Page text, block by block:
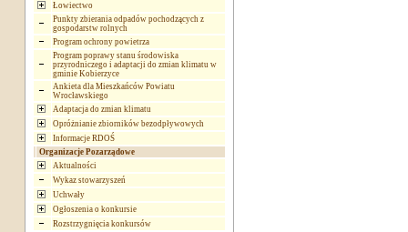
Łowiectwo
Punkty zbierania odpadów pochodzących z
gospodarstw rolnych
Program ochrony powietrza
Program poprawy stanu środowiska
przyrodniczego i adaptacji do zmian klimatu w
gminie Kobierzyce
Ankieta dla Mieszkańców Powiatu
Wrocławskiego
Adaptacja do zmian klimatu
Opróżnianie zbiorników bezodpływowych
Informacje RDOŚ
Organizacje Pozarządowe
Aktualności
Wykaz stowarzyszeń
Uchwały
Ogłoszenia o konkursie
Rozstrzygnięcia konkursów